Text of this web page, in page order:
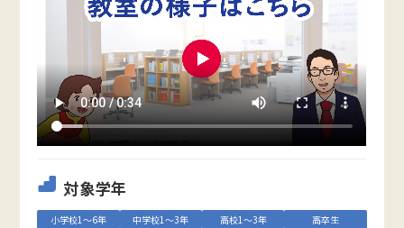
対象学年
小学校1～6年 中学校1～3年 高校1～3年 高卒生